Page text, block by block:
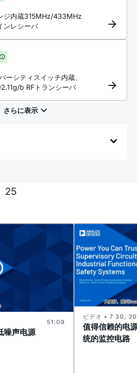
ジ内蔵315MHz/433MHz
ンレシーバ
ーシティスイッチ内蔵、
b RFトランシーバ
25
噪声电源
51:09
值得信赖的电
统的监控电路
ビデオ • 7 30,